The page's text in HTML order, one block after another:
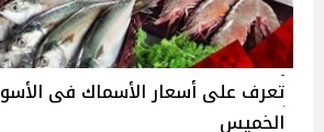
تعرف على أسعار الأسماك فى
الخميس